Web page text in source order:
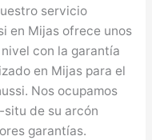
servicio
en Mijas ofrece unos
con la garantía
en Mijas para el
Nos ocupamos
de su arcón
garantías.